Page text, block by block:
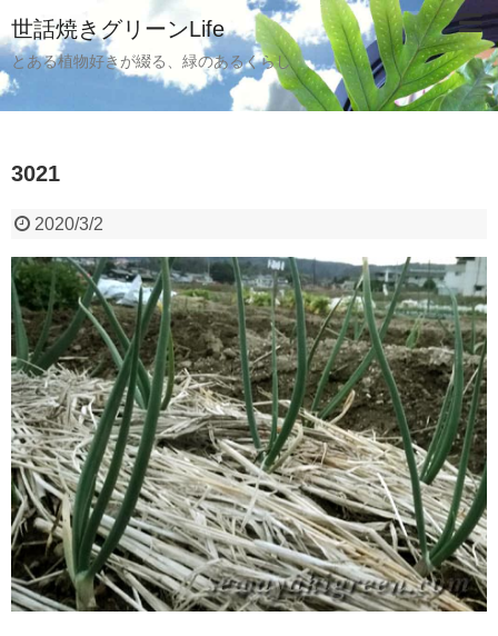
世話焼きグリーンLife
とある植物好きが綴る、緑のあるくらし
3021
2020/3/2